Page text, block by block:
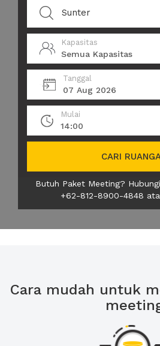
Kapasitas
Semua Kapasitas
Tanggal
07 Aug 2026
Mulai
14:00
CARI
Butuh Paket Meeting?
+62-812-8900-4848
Cara mudah untuk